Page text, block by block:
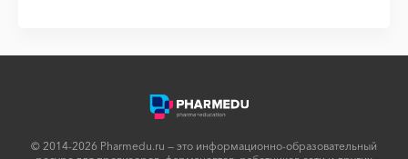
© 2014-2026 Pharmedu.ru — это информационно-образовательный